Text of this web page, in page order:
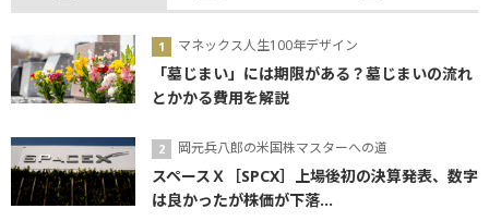
マネックス人生100年デザイン
「墓じまい」には期限がある？墓じまいの流れ
とかかる費用を解説
岡元兵八郎の米国株マスターへの道
スペースＸ［SPCX］上場後初の決算発表、数字
は良かったが株価が下落...